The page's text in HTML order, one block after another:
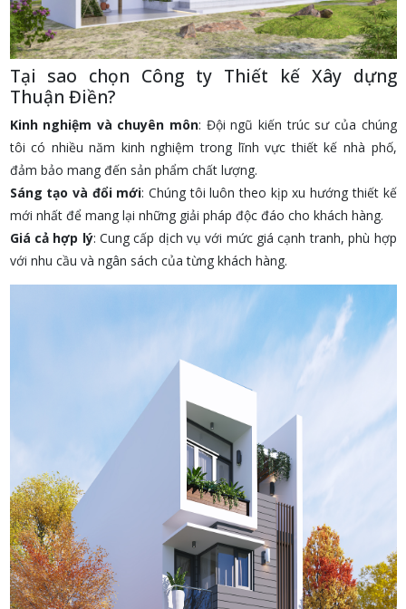
Tại sao chọn Công ty Thiết kế Xây dựng
Thuận Điền?
Kinh nghiệm và chuyên môn: Đội ngũ kiến trúc sư của chúng
tôi có nhiều năm kinh nghiệm trong lĩnh vực thiết kế nhà phố,
đảm bảo mang đến sản phẩm chất lượng.
Sáng tạo và đổi mới: Chúng tôi luôn theo kịp xu hướng thiết kế
mới nhất để mang lại những giải pháp độc đáo cho khách hàng.
Giá cả hợp lý: Cung cấp dịch vụ với mức giá cạnh tranh, phù hợp
với nhu cầu và ngân sách của từng khách hàng.